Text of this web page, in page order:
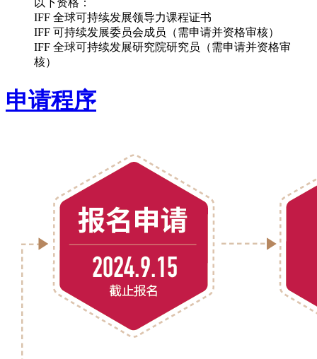
以下资格：
IFF 全球可持续发展领导力课程证书
IFF 可持续发展委员会成员（需申请并资格审核）
IFF 全球可持续发展研究院研究员（需申请并资格审
核）
申请程序